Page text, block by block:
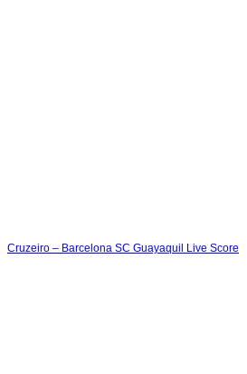
Cruzeiro – Barcelona SC Guayaquil Live Score